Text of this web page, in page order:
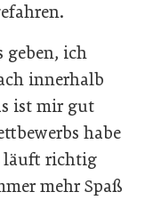
geben, ich
innerhalb
ist mir gut
habe
läuft richtig
mehr Spaß